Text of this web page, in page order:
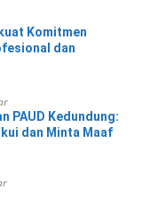
Komitmen
dan
PAUD Kedundung:
dan Minta Maaf